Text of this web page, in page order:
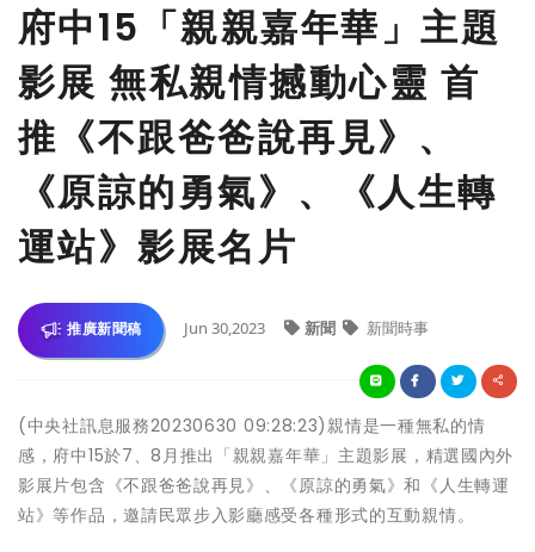
府中15「親親嘉年華」主題
影展 無私親情撼動心靈 首
推《不跟爸爸說再見》、
《原諒的勇氣》、《人生轉
運站》影展名片
推廣新聞稿 Jun 30,2023 新聞 新聞時事
(中央社訊息服務20230630 09:28:23)親情是一種無私的情
感，府中15於7、8月推出「親親嘉年華」主題影展，精選國內外
影展片包含《不跟爸爸說再見》、《原諒的勇氣》和《人生轉運
站》等作品，邀請民眾步入影廳感受各種形式的互動親情。